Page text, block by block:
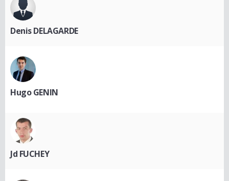
Denis DELAGARDE
Hugo GENIN
Jd FUCHEY